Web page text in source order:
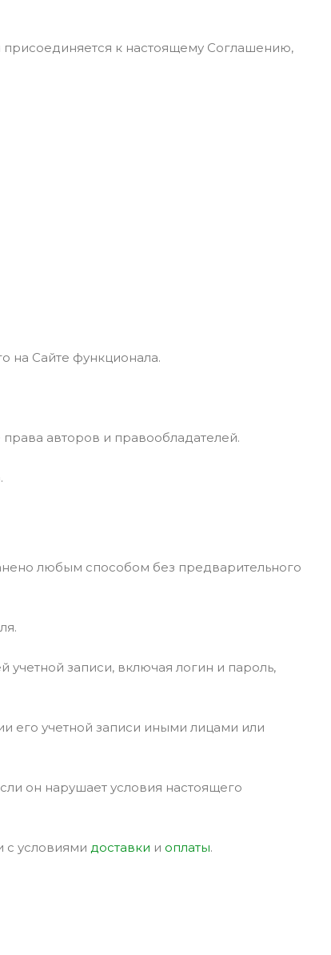
присоединяется к настоящему Соглашению,
на Сайте функционала.
авторов и правообладателей.
любым способом без предварительного
учетной записи, включая логин и пароль,
его учетной записи иными лицами или
он нарушает условия настоящего
с условиями доставки и оплаты.